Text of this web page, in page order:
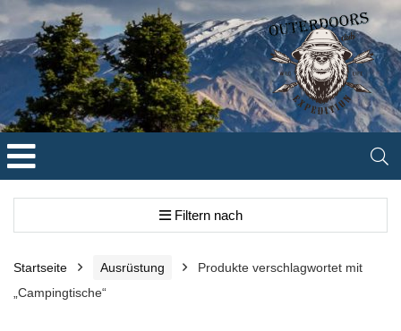
Filtern nach
Startseite Ausrüstung
Produkte verschlagwortet mit
„Campingtische“